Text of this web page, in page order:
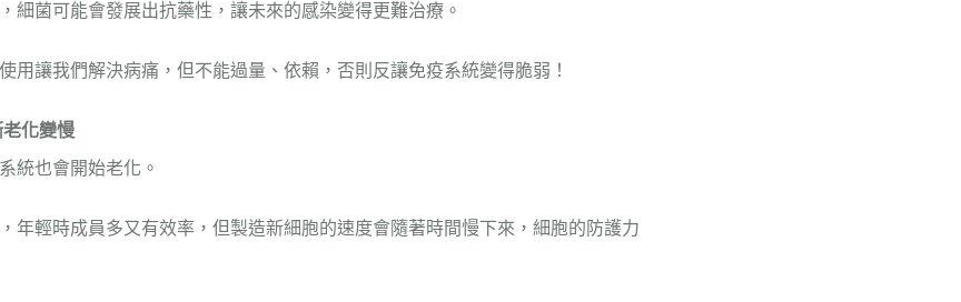
細菌可能會發展出抗藥性，讓未來的感染變得更難治療。
用讓我們解決病痛，但不能過量、依賴，否則反讓免疫系統變得脆弱！
化變慢
統也會開始老化。
年輕時成員多又有效率，但製造新細胞的速度會隨著時間慢下來，細胞的防護力